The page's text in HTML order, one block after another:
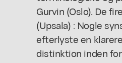
Gurvin (Oslo). De
(Upsala) : Nogle
efterlyste en
distinktion inden